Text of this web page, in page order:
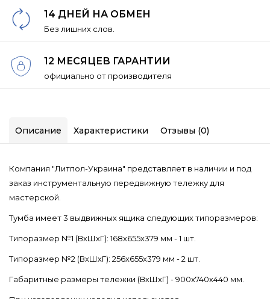
14 ДНЕЙ НА ОБМЕН
Без лишних слов.
12 МЕСЯЦЕВ ГАРАНТИИ
официально от производителя
Описание Характеристики Отзывы (0)
Компания "Литпол-Украина" представляет в наличии и под
заказ инструментальную передвижную тележку для
мастерской.
Тумба имеет 3 выдвижных ящика следующих типоразмеров:
Типоразмер №1 (ВхШхГ): 168х655х379 мм - 1 шт.
Типоразмер №2 (ВхШхГ): 256х655х379 мм - 2 шт.
Габаритные размеры тележки (ВхШхГ) - 900х740х440 мм.